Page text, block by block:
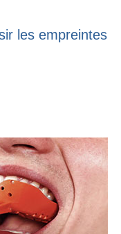
les empreintes